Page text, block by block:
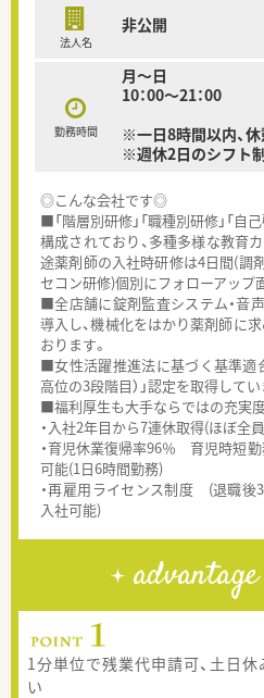
法人名
非公開
勤務時間
月～日
10：00～21：00
※一日8時間以内、
※週休2日のシフト
◎こんな会社です◎
■「階層別研修」「職種別研修」「自
構成されており、多種多様な教育
途薬剤師の入社時研修は4日間(調
セコン研修)個別にフォローアップ
■全店舗に錠剤監査システム・音
導入し、機械化をはかり薬剤師に
おります。
■女性活躍推進法に基づく基準適
高位の3段階目）」認定を取得してい
■福利厚生も大手ならではの充実度
・入社2年目から7連休取得(ほぼ全
・育児休業復帰率96％ 育児時短
可能(1日6時間勤務)
・再雇用ライセンス制度 (退職後
入社可能)
advantage
1分単位で残業代申請可、土日
い